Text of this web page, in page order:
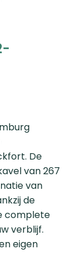
De
van 267
van
de
complete
verblijf.
eigen